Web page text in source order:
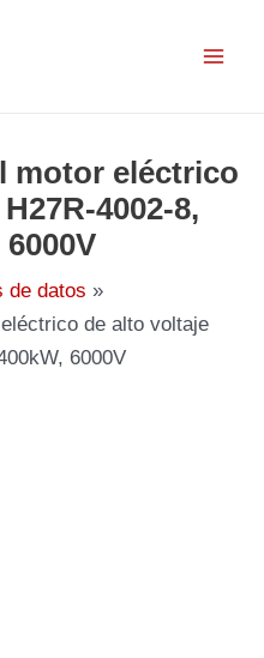
motor eléctrico
4002-8,
de datos
de alto voltaje
6000V